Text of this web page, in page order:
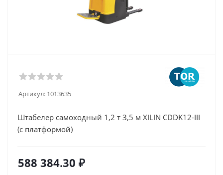
Артикул: 1013635
Штабелер самоходный 1,2 т 3,5 м XILIN CDDK12-III
(с платформой)
588 384.30 ₽